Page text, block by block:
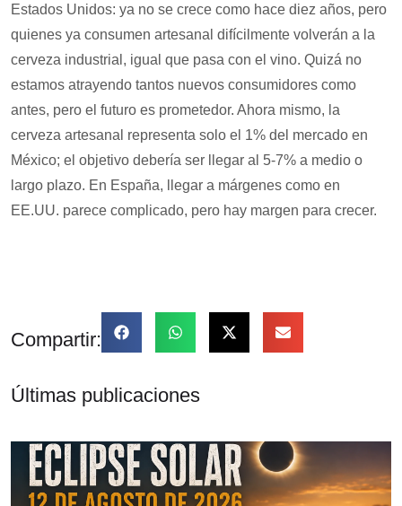
Estados Unidos: ya no se crece como hace diez años, pero
quienes ya consumen artesanal difícilmente volverán a la
cerveza industrial, igual que pasa con el vino. Quizá no
estamos atrayendo tantos nuevos consumidores como
antes, pero el futuro es prometedor. Ahora mismo, la
cerveza artesanal representa solo el 1% del mercado en
México; el objetivo debería ser llegar al 5-7% a medio o
largo plazo. En España, llegar a márgenes como en
EE.UU. parece complicado, pero hay margen para crecer.
Compartir:
Últimas publicaciones